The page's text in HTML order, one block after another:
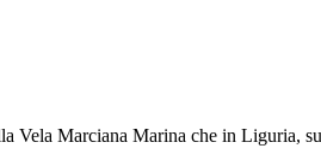
Vela Marciana Marina che in Liguria,